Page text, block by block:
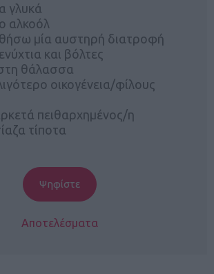
γλυκά
αλκοόλ
μία αυστηρή διατροφή
και βόλτες
θάλασσα
οικογένεια/φίλους
πειθαρχημένος/η
τίποτα
Αποτελέσματα